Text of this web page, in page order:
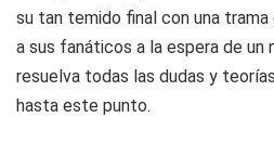
su tan temido final con una
a sus fanáticos a la espera de un
resuelva todas las dudas y
hasta este punto.